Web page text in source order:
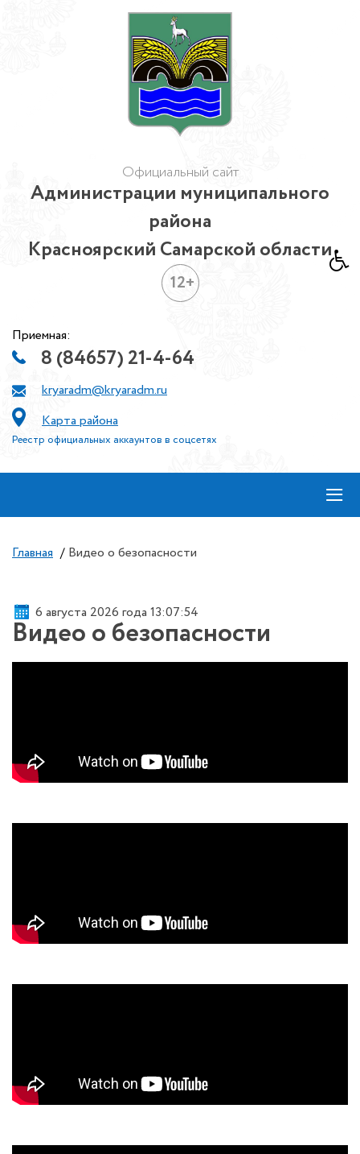
Официальный сайт
Администрации муниципального
района
Красноярский Самарской области
12+
Приемная:
8 (84657) 21-4-64
kryaradm@kryaradm.ru
Карта района
Реестр официальных аккаунтов в соцсетях
≡
Главная / Видео о безопасности
6 августа 2026 года 13:07:54
Видео о безопасности